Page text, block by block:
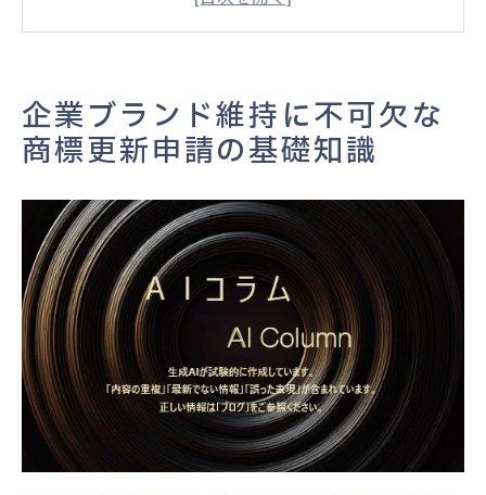
商標権更新が企業ブランドに与える影響
商標更新に必要な基本的書類の準備
企業が知っておくべき商標更新の注意点
商標更新申請で押さえるべきタイミングと必要
書類
商標更新の最適なタイミングを見極める方
法
商標更新に必要な書類一覧とその取得法
商標更新申請における期限の重要性
書類不備を防ぐための事前準備法
商標専門家の助言を得るメリット
企業ブランド維持に不可欠な
商標更新申請の基礎知識